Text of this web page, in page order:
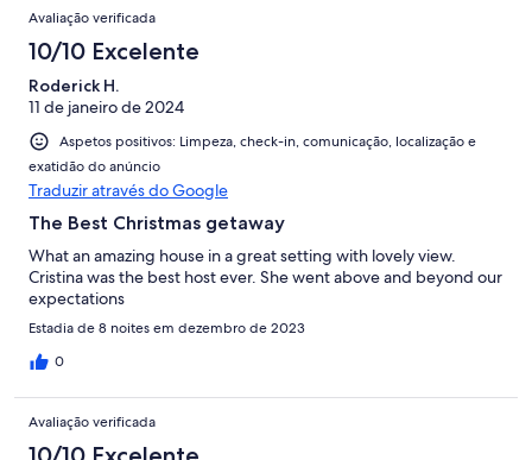
Avaliação verificada
10/10 Excelente
Roderick H.
11 de janeiro de 2024
Aspetos positivos: Limpeza, check-in, comunicação, localização e
exatidão do anúncio
Traduzir através do Google
The Best Christmas getaway
What an amazing house in a great setting with lovely view.
Cristina was the best host ever. She went above and beyond our
expectations
Estadia de 8 noites em dezembro de 2023
0
Avaliação verificada